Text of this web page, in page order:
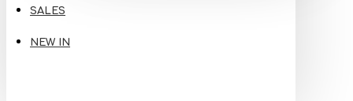
SALES
NEW IN